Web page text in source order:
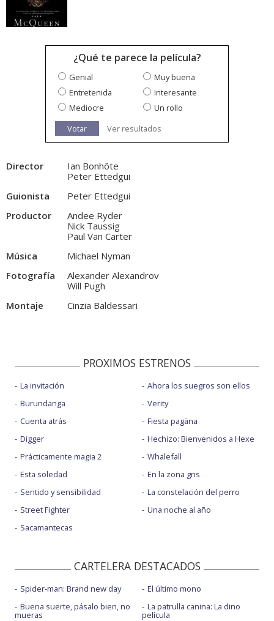
¿Qué te parece la película?
Genial
Muy buena
Entretenida
Interesante
Mediocre
Un rollo
Votar
Ver resultados
Director
Ian Bonhôte
Peter Ettedgui
Guionista
Peter Ettedgui
Productor
Andee Ryder
Nick Taussig
Paul Van Carter
Música
Michael Nyman
Fotografía
Alexander Alexandrov
Will Pugh
Montaje
Cinzia Baldessari
PROXIMOS ESTRENOS
La invitación
Burundanga
Cuenta atrás
Digger
Prácticamente magia 2
Esta soledad
Sentido y sensibilidad
Street Fighter
Sacamantecas
Ahora los suegros son ellos
Verity
Fiesta pagäna
Hechizo: Bienvenidos a Hexe
Whalefall
En la zona gris
La constelación del perro
Una noche al año
CARTELERA DESTACADOS
Spider-man: Brand new day
Buena suerte, pásalo bien, no
mueras
El último mono
La patrulla canina: La dino
película